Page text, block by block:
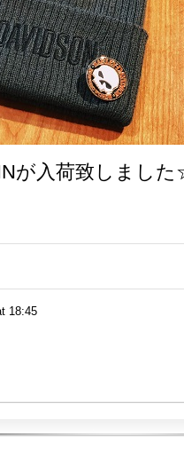
が入荷致しまし
18:45